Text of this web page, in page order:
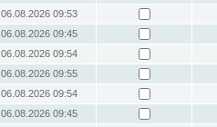
06.08.2026 09:53
06.08.2026 09:45
06.08.2026 09:54
06.08.2026 09:55
06.08.2026 09:54
06.08.2026 09:45